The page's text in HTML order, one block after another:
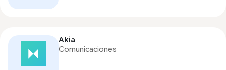
Akia
Comunicaciones